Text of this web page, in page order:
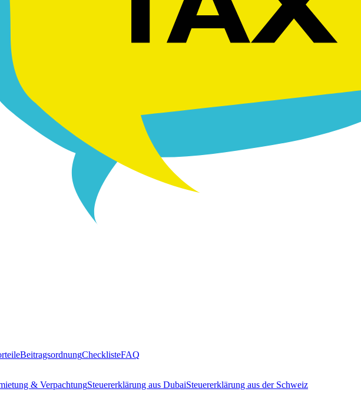
BeitragsordnungChecklisteFAQ
& VerpachtungSteuererklärung aus DubaiSteuererklärung aus der Schweiz